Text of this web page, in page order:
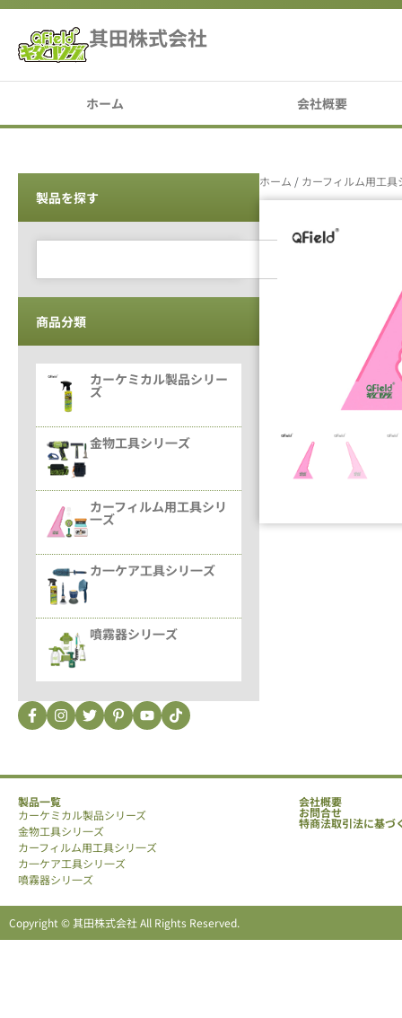
其田株式会社
ホーム 会社概要
製品を探す
商品分類
カーケミカル製品シリー
ズ
金物工具シリ一ズ
カーフィルム用工具シリ
一ズ
カ一ケア工具シリ一ズ
噴霧器シリ一ズ
ホーム / カーフィルム用工具
製品一覧
カーケミカル製品シリーズ
金物工具シリ一ズ
カーフィルム用工具シリ一ズ
カ一ケア工具シリ一ズ
噴霧器シリ一ズ
会社概要
お問合せ
特商法取引法に基づ
Copyright © 其田株式会社 All Rights Reserved.